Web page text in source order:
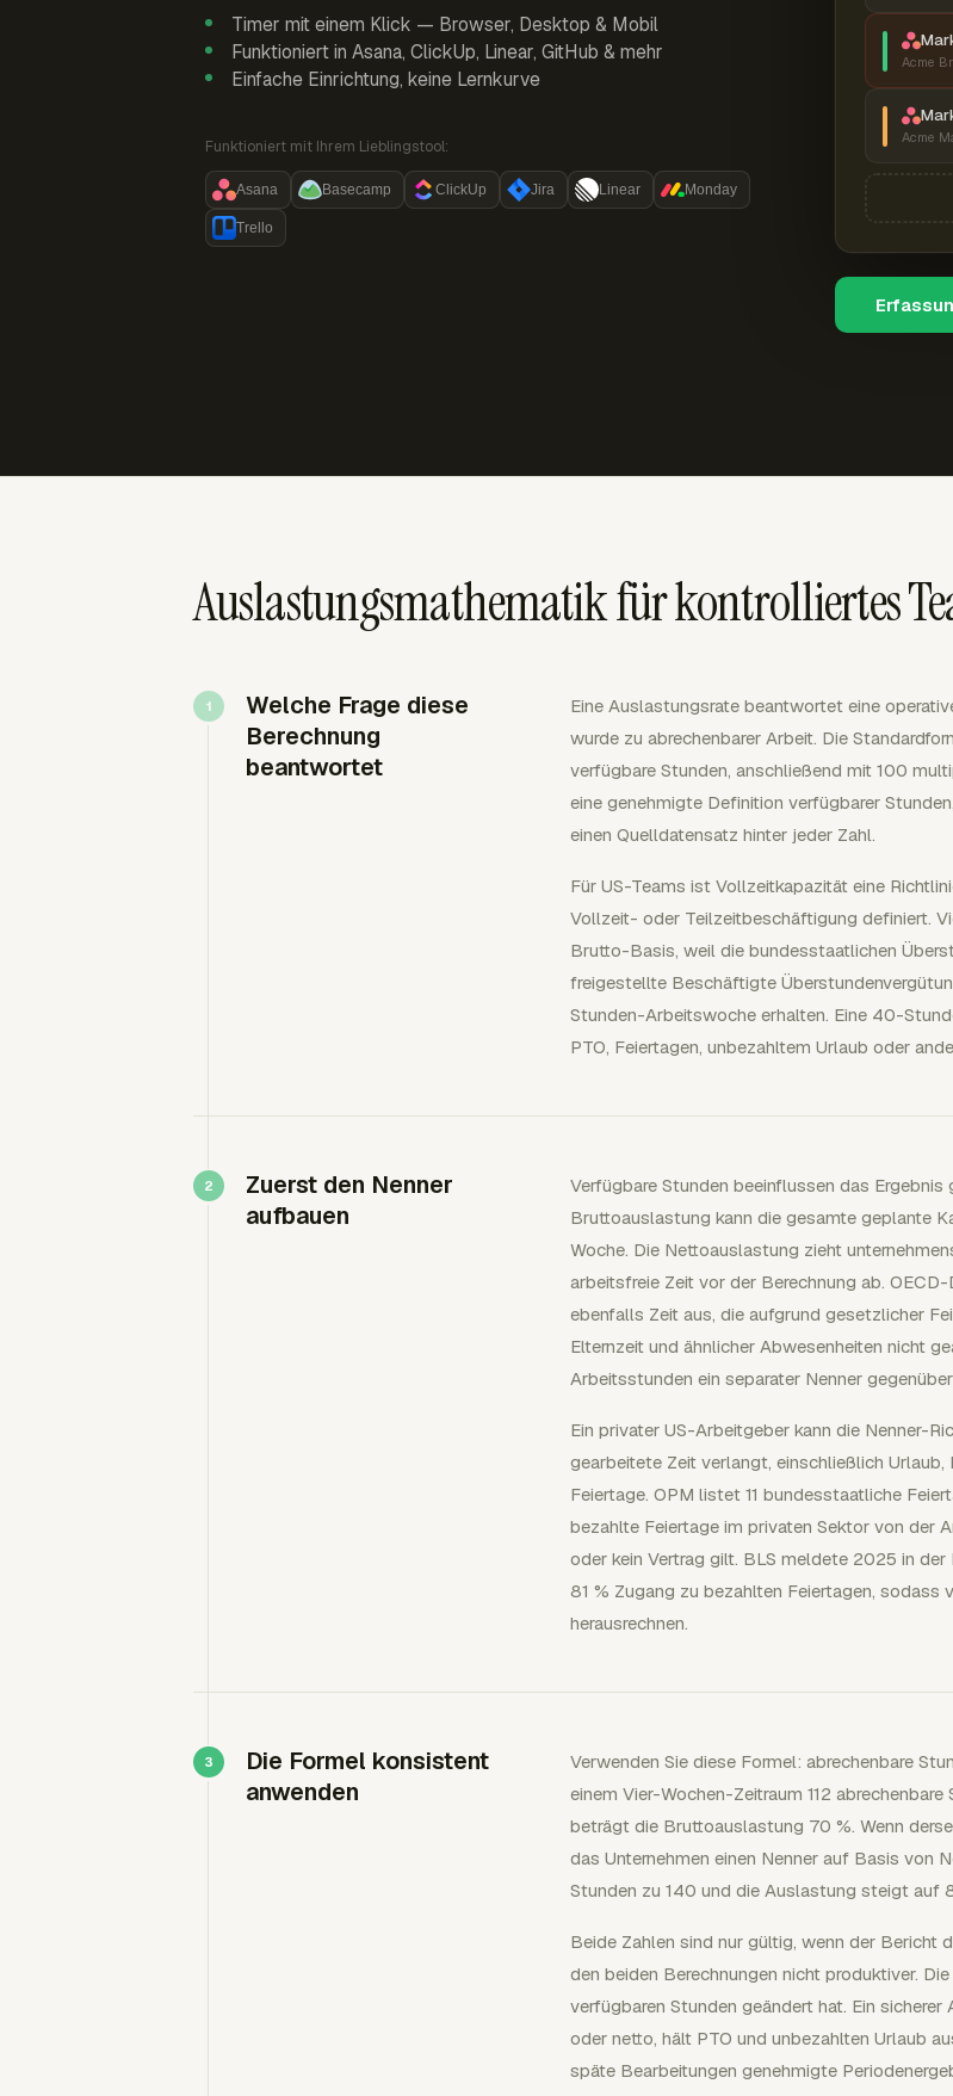
Timer mit einem Klick — Browser, Desktop & Mobil
Funktioniert in Asana, ClickUp, Linear, GitHub & mehr
Einfache Einrichtung, keine Lernkurve
Funktioniert mit Ihrem Lieblingstool:
Asana Basecamp ClickUp Jira Linear Monday
Trello
Acme
Acme
Auslastungsmathematik für kontrolliertes
Welche Frage diese
Berechnung
beantwortet
Eine Auslastungsrate beantwortet eine
wurde zu abrechenbarer Arbeit. Die
verfügbare Stunden, anschließend mit 100
eine genehmigte Definition verfügbarer
einen Quelldatensatz hinter jeder Zahl.
Für US-Teams ist Vollzeitkapazität eine
Vollzeit- oder Teilzeitbeschäftigung definiert.
Brutto-Basis, weil die bundesstaatlichen
freigestellte Beschäftigte
Stunden-Arbeitswoche erhalten. Eine 40-
PTO, Feiertagen, unbezahltem Urlaub oder
Zuerst den Nenner
aufbauen
Verfügbare Stunden beeinflussen das
Bruttoauslastung kann die gesamte geplante
Woche. Die Nettoauslastung zieht
arbeitsfreie Zeit vor der Berechnung ab.
ebenfalls Zeit aus, die aufgrund gesetzlicher
Elternzeit und ähnlicher Abwesenheiten nicht
Arbeitsstunden ein separater Nenner
Ein privater US-Arbeitgeber kann die Nenner-
gearbeitete Zeit verlangt, einschließlich
Feiertage. OPM listet 11 bundesstaatliche
bezahlte Feiertage im privaten Sektor von der
oder kein Vertrag gilt. BLS meldete 2025 in
81 % Zugang zu bezahlten Feiertagen, sodass
herausrechnen.
Die Formel konsistent
anwenden
Verwenden Sie diese Formel: abrechenbare
einem Vier-Wochen-Zeitraum 112
beträgt die Bruttoauslastung 70 %. Wenn
das Unternehmen einen Nenner auf Basis von
Stunden zu 140 und die Auslastung steigt auf
Beide Zahlen sind nur gültig, wenn der Bericht
den beiden Berechnungen nicht produktiver.
verfügbaren Stunden geändert hat. Ein
oder netto, hält PTO und unbezahlten Urlaub
späte Bearbeitungen genehmigte